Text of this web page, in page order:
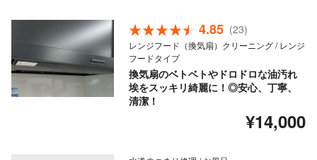
4.85 (23)
レンジフード（換気扇）クリーニング / レンジ
フードタイプ
換気扇のベトベトやドロドロな油汚れ
埃をスッキリ綺麗に！◎安心、丁寧、
清潔！
¥14,000